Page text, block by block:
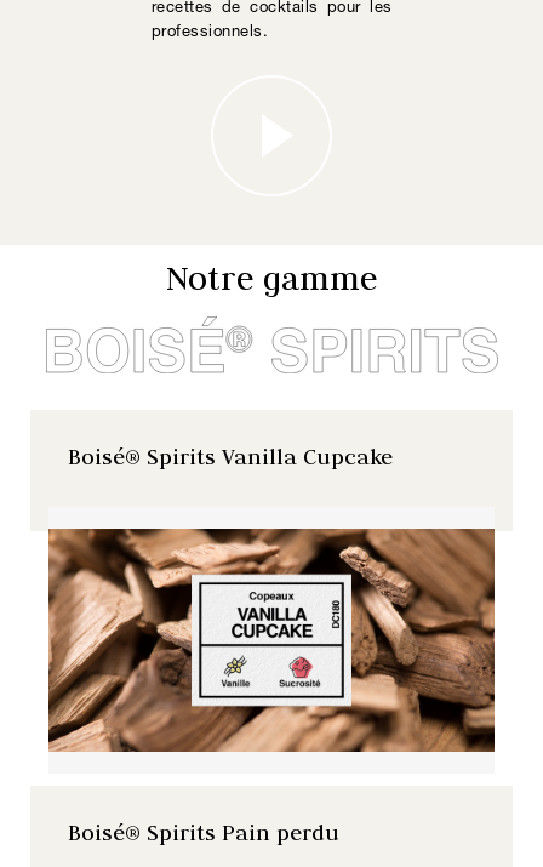
recettes de cocktails pour les
professionnels.
Notre gamme
Boisé® Spirits Vanilla Cupcake
Boisé® Spirits Pain perdu